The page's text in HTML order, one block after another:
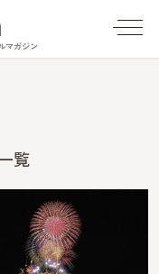
マガジン
覧